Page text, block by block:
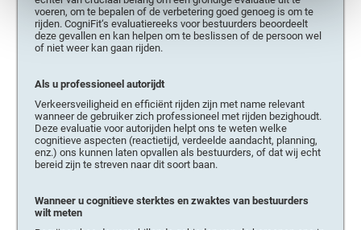
voeren, om te bepalen of de verbetering goed genoeg is om te
rijden. CogniFit‘s evaluatiereeks voor bestuurders beoordeelt
deze gevallen en kan helpen om te beslissen of de persoon wel
of niet weer kan gaan rijden.
Als u professioneel autorijdt
Verkeersveiligheid en efficiënt rijden zijn met name relevant
wanneer de gebruiker zich professioneel met rijden bezighoudt.
Deze evaluatie voor autorijden helpt ons te weten welke
cognitieve aspecten (reactietijd, verdeelde aandacht, planning,
enz.) ons kunnen laten opvallen als bestuurders, of dat wij echt
bereid zijn te streven naar dit soort baan.
Wanneer u cognitieve sterktes en zwaktes van bestuurders
wilt meten